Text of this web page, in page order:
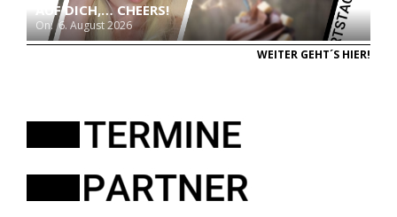
AUF DICH,… CHEERS!
On: 6. August 2026
WEITER GEHT´S HIER!